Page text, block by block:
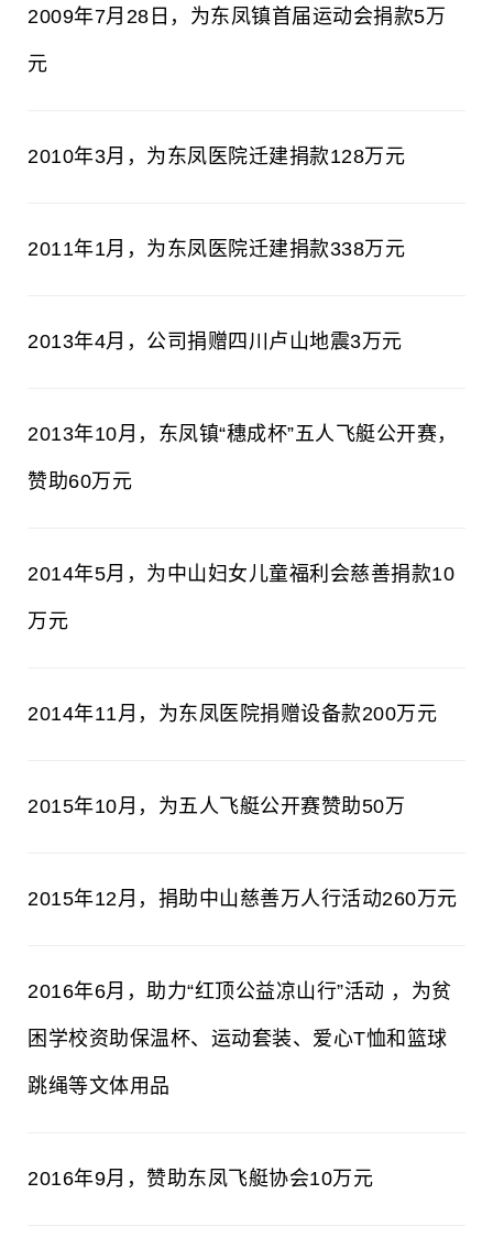
2009年7月28日，为东凤镇首届运动会捐款5万
元
2010年3月，为东凤医院迁建捐款128万元
2011年1月，为东凤医院迁建捐款338万元
2013年4月，公司捐赠四川卢山地震3万元
2013年10月，东凤镇“穗成杯”五人飞艇公开赛，
赞助60万元
2014年5月，为中山妇女儿童福利会慈善捐款10
万元
2014年11月，为东凤医院捐赠设备款200万元
2015年10月，为五人飞艇公开赛赞助50万
2015年12月，捐助中山慈善万人行活动260万元
2016年6月，助力“红顶公益凉山行”活动 ，为贫
困学校资助保温杯、运动套装、爱心T恤和篮球
跳绳等文体用品
2016年9月，赞助东凤飞艇协会10万元